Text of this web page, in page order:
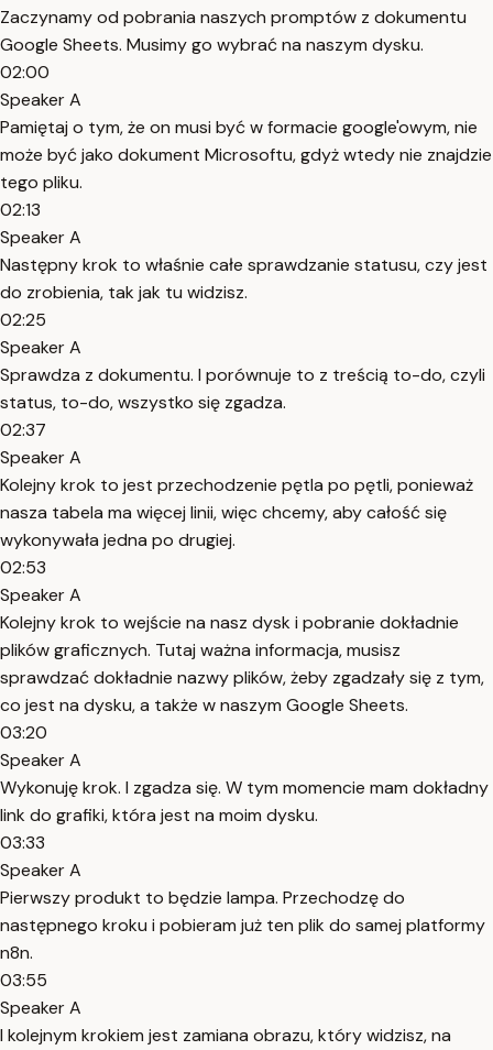
Zaczynamy od pobrania naszych promptów z dokumentu
Google Sheets. Musimy go wybrać na naszym dysku.
02:00
Speaker A
Pamiętaj o tym, że on musi być w formacie google'owym, nie
może być jako dokument Microsoftu, gdyż wtedy nie znajdzie
tego pliku.
02:13
Speaker A
Następny krok to właśnie całe sprawdzanie statusu, czy jest
do zrobienia, tak jak tu widzisz.
02:25
Speaker A
Sprawdza z dokumentu. I porównuje to z treścią to-do, czyli
status, to-do, wszystko się zgadza.
02:37
Speaker A
Kolejny krok to jest przechodzenie pętla po pętli, ponieważ
nasza tabela ma więcej linii, więc chcemy, aby całość się
wykonywała jedna po drugiej.
02:53
Speaker A
Kolejny krok to wejście na nasz dysk i pobranie dokładnie
plików graficznych. Tutaj ważna informacja, musisz
sprawdzać dokładnie nazwy plików, żeby zgadzały się z tym,
co jest na dysku, a także w naszym Google Sheets.
03:20
Speaker A
Wykonuję krok. I zgadza się. W tym momencie mam dokładny
link do grafiki, która jest na moim dysku.
03:33
Speaker A
Pierwszy produkt to będzie lampa. Przechodzę do
następnego kroku i pobieram już ten plik do samej platformy
n8n.
03:55
Speaker A
I kolejnym krokiem jest zamiana obrazu, który widzisz, na